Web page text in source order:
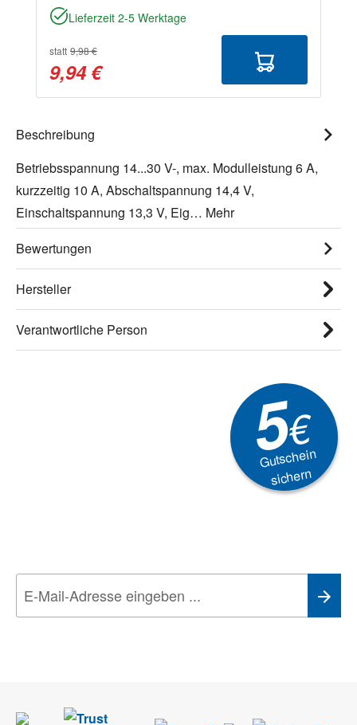
Lieferzeit 2-5 Werktage
statt 9,98 €
9,94 €
Beschreibung
Betriebsspannung 14...30 V-, max. Modulleistung 6 A,
kurzzeitig 10 A, Abschaltspannung 14,4 V,
Einschaltspannung 13,3 V, Eig… Mehr
Bewertungen
Hersteller
Verantwortliche Person
5€
Gutschein
sichern